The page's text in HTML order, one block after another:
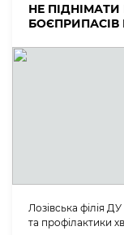
НЕ
БОЄПРИПАСІВ
Лозівська філія
та профілактики